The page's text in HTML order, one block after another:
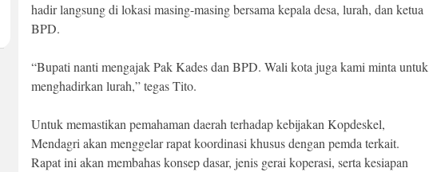
hadir langsung di lokasi masing-masing bersama kepala desa, lurah, dan ketua
BPD.
“Bupati nanti mengajak Pak Kades dan BPD. Wali kota juga kami minta untuk
menghadirkan lurah,” tegas Tito.
Untuk memastikan pemahaman daerah terhadap kebijakan Kopdeskel,
Mendagri akan menggelar rapat koordinasi khusus dengan pemda terkait.
Rapat ini akan membahas konsep dasar, jenis gerai koperasi, serta kesiapan